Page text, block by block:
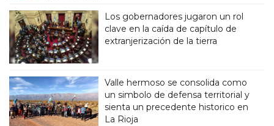
Los gobernadores jugaron un rol
clave en la caída de capítulo de
extranjerización de la tierra
Valle hermoso se consolida como
un simbolo de defensa territorial y
sienta un precedente historico en
La Rioja